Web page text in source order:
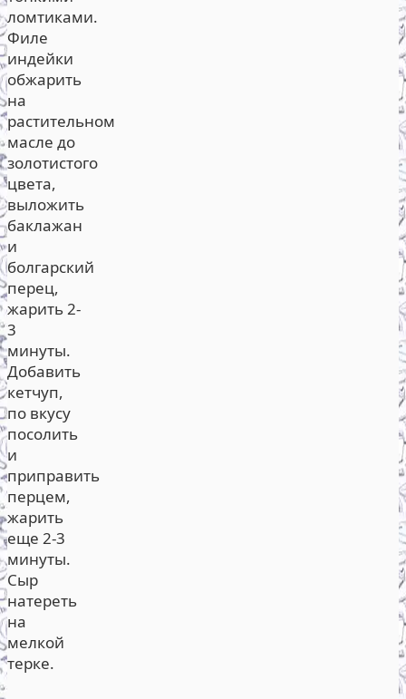
ломтиками.
Филе
индейки
обжарить
на
растительном
масле до
золотистого
цвета,
выложить
баклажан
и
болгарский
перец,
жарить 2-
3
минуты.
Добавить
кетчуп,
по вкусу
посолить
и
приправить
перцем,
жарить
еще 2-3
минуты.
Сыр
натереть
на
мелкой
терке.